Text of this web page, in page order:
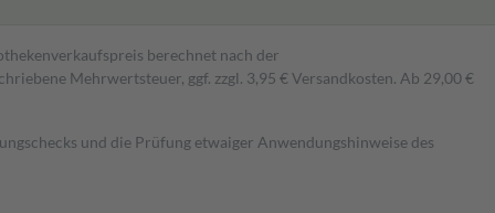
berechnet nach der
Mehrwertsteuer, ggf. zzgl. 3,95 € Versandkosten. Ab 29,00 €
und die Prüfung etwaiger Anwendungshinweise des